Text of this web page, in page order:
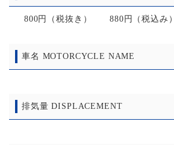
800円（税抜き） 880円（税込み）
車名 MOTORCYCLE NAME
排気量 DISPLACEMENT